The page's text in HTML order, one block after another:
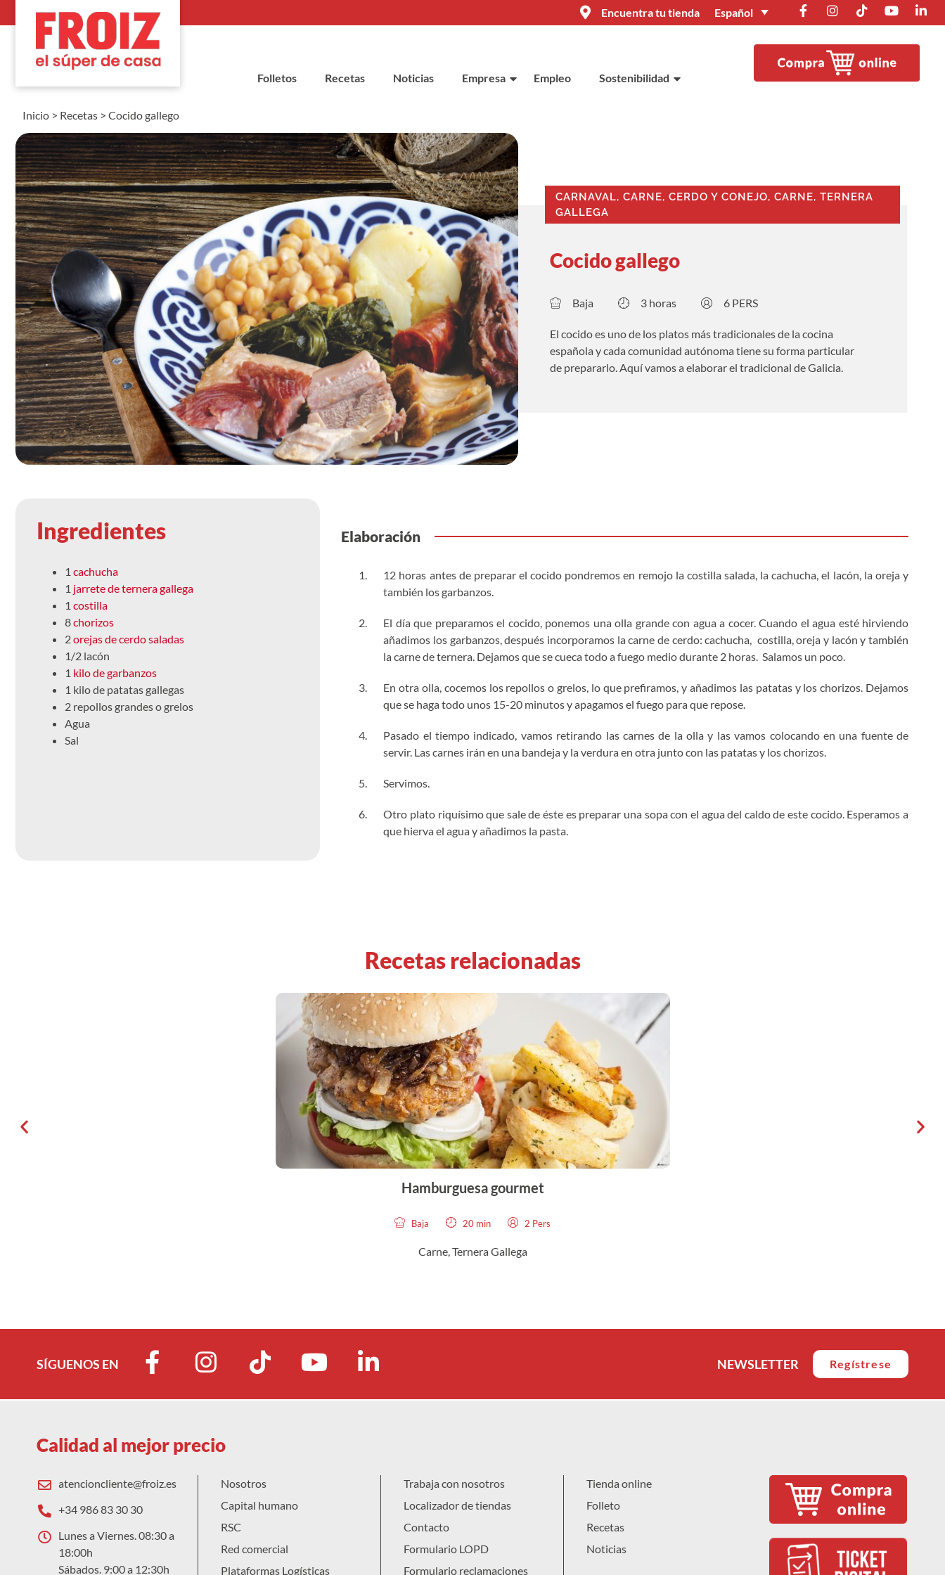
Encuentra tu tienda Español
Folletos Recetas Noticias Empresa Empleo Sostenibilidad
Inicio > Recetas > Cocido gallego
CARNAVAL, CARNE, CERDO Y CONEJO, CARNE, TERNERA
GALLEGA
Cocido gallego
Baja 3 horas 6 PERS
El cocido es uno de los platos más tradicionales de la cocina
española y cada comunidad autónoma tiene su forma particular
de prepararlo. Aquí vamos a elaborar el tradicional de Galicia.
Ingredientes
1 cachucha
1 jarrete de ternera gallega
1 costilla
8chorizos
2orejas de cerdo saladas
1/2 lacón
1 kilo de garbanzos
1 kilo de patatas gallegas
2 repollos grandes o grelos
Agua
Sal
Elaboración
12 horas antes de preparar el cocido pondremos en remojo la costilla salada, la cachucha, el lacón, la oreja y
también los garbanzos.
El día que preparamos el cocido, ponemos una olla grande con agua a cocer. Cuando el agua esté hirviendo
añadimos los garbanzos, después incorporamos la carne de cerdo: cachucha, costilla, oreja y lacón y también
la carne de ternera. Dejamos que se cueca todo a fuego medio durante 2 horas. Salamos un poco.
En otra olla, cocemos los repollos o grelos, lo que prefiramos, y añadimos las patatas y los chorizos. Dejamos
que se haga todo unos 15-20 minutos y apagamos el fuego para que repose.
Pasado el tiempo indicado, vamos retirando las carnes de la olla y las vamos colocando en una fuente de
servir. Las carnes irán en una bandeja y la verdura en otra junto con las patatas y los chorizos.
Servimos.
Otro plato riquísimo que sale de éste es preparar una sopa con el agua del caldo de este cocido. Esperamos a
que hierva el agua y añadimos la pasta.
Recetas relacionadas
Hamburguesa gourmet
Baja 20 min 2 Pers
Carne, Ternera Gallega
SÍGUENOS EN NEWSLETTER Regístrese
Calidad al mejor precio
atencioncliente@froiz.es
+34 986 83 30 30
Lunes a Viernes. 08:30 a
18:00h
Sábados. 9:00 a 12:30h
Nosotros
Capital humano
RSC
Red comercial
Plataformas Logísticas
Trabaja con nosotros
Localizador de tiendas
Contacto
Formulario LOPD
Formulario reclamaciones
Tienda online
Folleto
Recetas
Noticias